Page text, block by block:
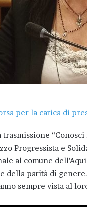
per la carica di
Progressista e
al comune
della parità di
sempre vista al